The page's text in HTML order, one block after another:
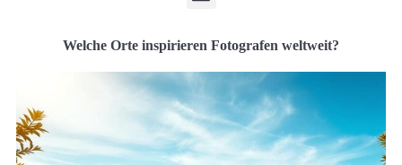
Welche Orte inspirieren Fotografen weltweit?